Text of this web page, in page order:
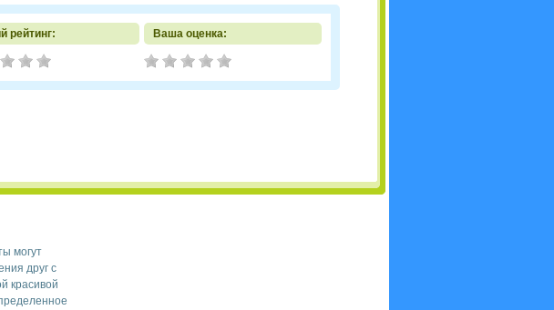
рейтинг: Ваша оценка:
могут
друг с
красивой